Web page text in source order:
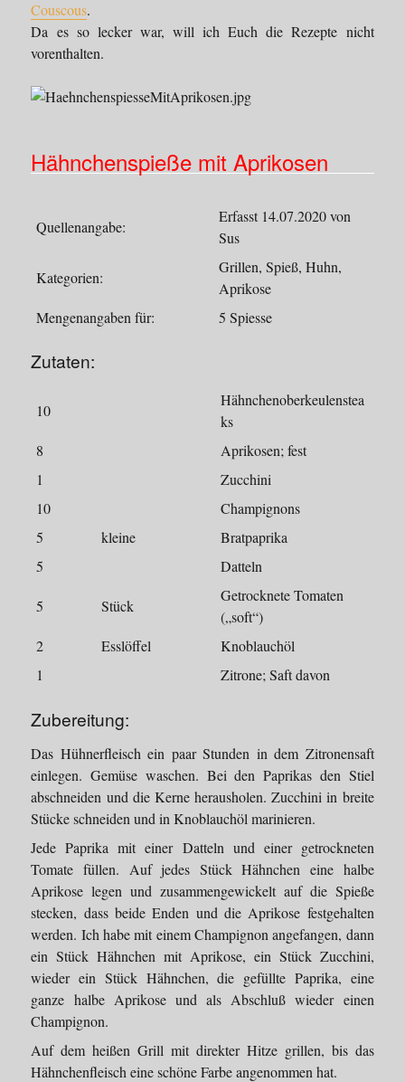
Couscous.
Da es so lecker war, will ich Euch die Rezepte nicht
vorenthalten.
Hähnchenspieße mit Aprikosen
Quellenangabe:
Erfasst 14.07.2020 von
Sus
Kategorien:
Grillen, Spieß, Huhn,
Aprikose
Mengenangaben für:
5 Spiesse
Zutaten:
10
Hähnchenoberkeulenstea
ks
8
Aprikosen; fest
1
Zucchini
10
Champignons
5
kleine
Bratpaprika
5
Datteln
5 Stück
Getrocknete Tomaten
(„soft“)
2
Esslöffel
Knoblauchöl
1
Zitrone; Saft davon
Zubereitung:
Das Hühnerfleisch ein paar Stunden in dem Zitronensaft
einlegen. Gemüse waschen. Bei den Paprikas den Stiel
abschneiden und die Kerne herausholen. Zucchini in breite
Stücke schneiden und in Knoblauchöl marinieren.
Jede Paprika mit einer Datteln und einer getrockneten
Tomate füllen. Auf jedes Stück Hähnchen eine halbe
Aprikose legen und zusammengewickelt auf die Spieße
stecken, dass beide Enden und die Aprikose festgehalten
werden. Ich habe mit einem Champignon angefangen, dann
ein Stück Hähnchen mit Aprikose, ein Stück Zucchini,
wieder ein Stück Hähnchen, die gefüllte Paprika, eine
ganze halbe Aprikose und als Abschluß wieder einen
Champignon.
Auf dem heißen Grill mit direkter Hitze grillen, bis das
Hähnchenfleisch eine schöne Farbe angenommen hat.